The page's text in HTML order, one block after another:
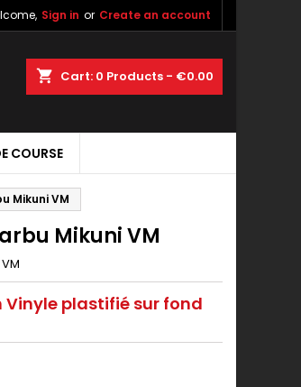
Sign in or Create an account
shopping_cart Cart: 0 Products - €0.00
COURSE
Mikuni VM
Mikuni VM
Vinyle plastifié sur fond